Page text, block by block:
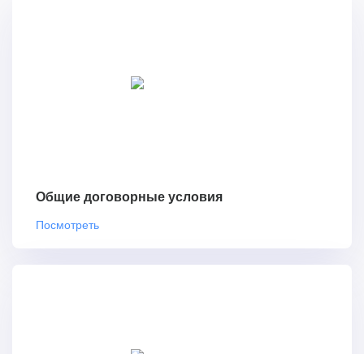
Общие договорные условия
Посмотреть